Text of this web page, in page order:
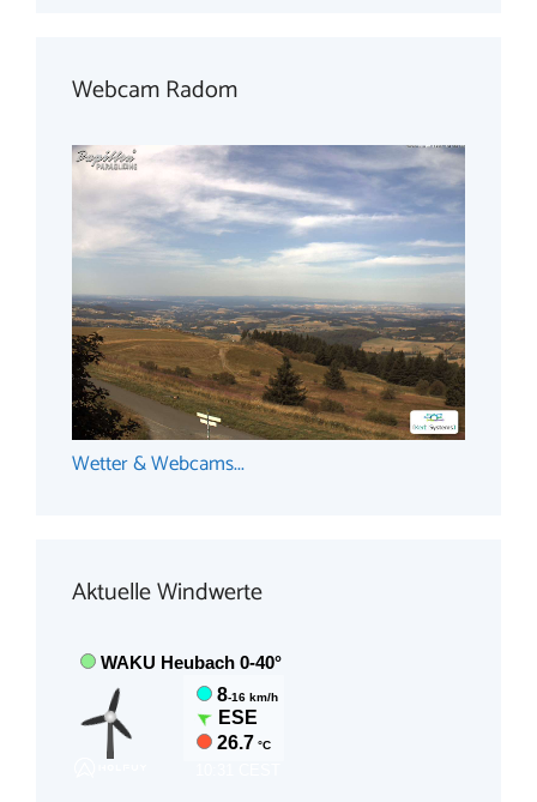
Webcam Radom
Wetter & Webcams...
Aktuelle Windwerte